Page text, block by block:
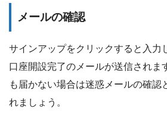
メールの確認
サインアップをクリックすると入力
口座開設完了のメールが送信されま
も届かない場合は迷惑メールの確認
れましょう。